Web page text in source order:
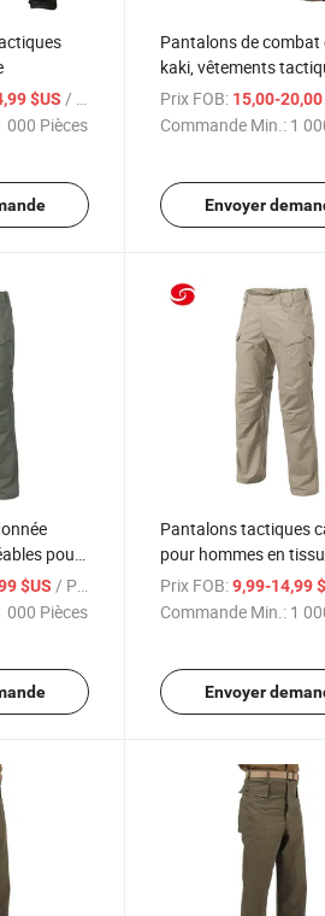
$US / Pièce
000 Pièces
Pantalons de combat
kaki, vêtements
costume tactique
homme
Prix FOB: 15,00-
Commande Min.: 1
Envoyer
pour
$US / Pièce
000 Pièces
Pantalons tactiques
pour hommes en tissu
léger en coton avec
Prix FOB: 9,99-14,99
Commande Min.: 1
Envoyer